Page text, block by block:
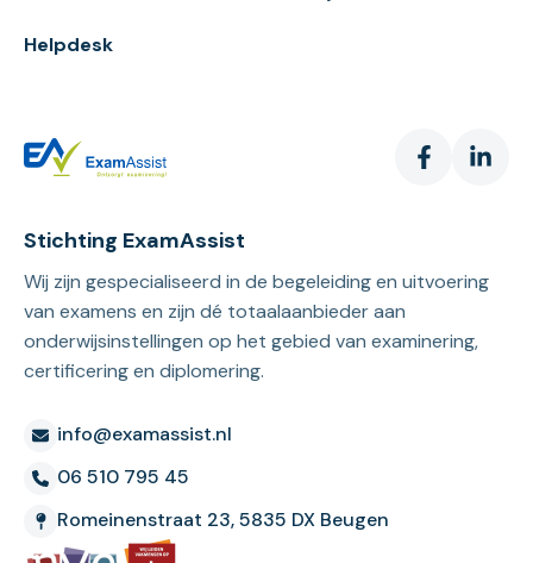
Helpdesk
Stichting ExamAssist
Wij zijn gespecialiseerd in de begeleiding en uitvoering
van examens en zijn dé totaalaanbieder aan
onderwijsinstellingen op het gebied van examinering,
certificering en diplomering.
info@examassist.nl
06 510 795 45
Romeinenstraat 23, 5835 DX Beugen